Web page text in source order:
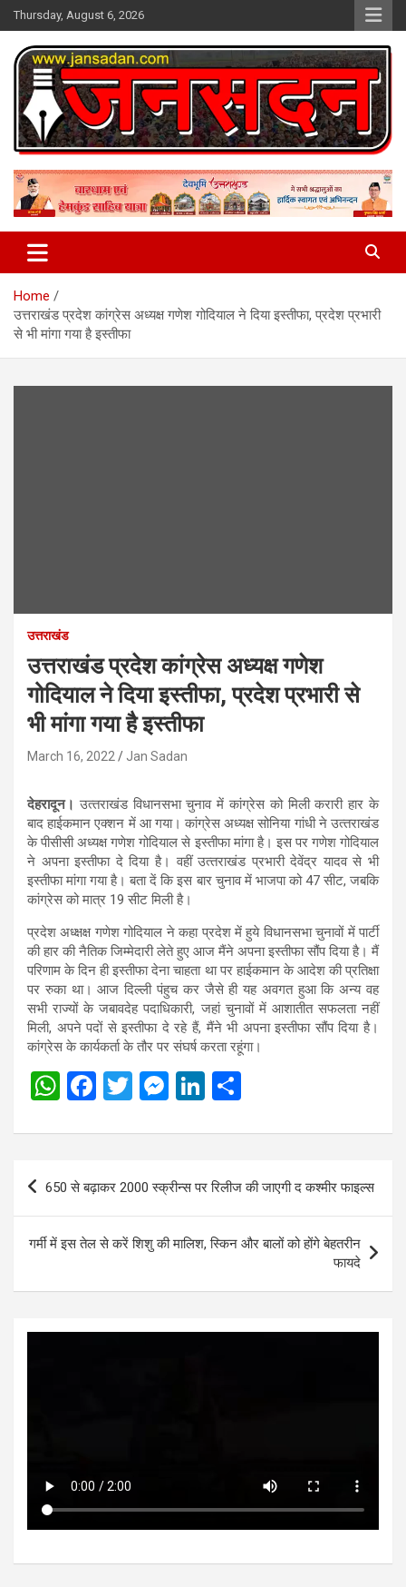
Skip
to
content
Thursday, August 6, 2026
Jan Sadan
Home
उत्तराखंड प्रदेश कांग्रेस अध्यक्ष गणेश गोदियाल ने दिया इस्तीफा, प्रदेश प्रभारी
से भी मांगा गया है इस्तीफा
उत्तराखंड
उत्तराखंड प्रदेश कांग्रेस अध्यक्ष गणेश
गोदियाल ने दिया इस्तीफा, प्रदेश प्रभारी से
भी मांगा गया है इस्तीफा
March 16, 2022 Jan Sadan
देहरादून। उत्‍तराखंड विधानसभा चुनाव में कांग्रेस को मिली करारी हार के
बाद हाईकमान एक्‍शन में आ गया। कांग्रेस अध्यक्ष सोनिया गांधी ने उत्‍तराखंड
के पीसीसी अध्‍यक्ष गणेश गोदियाल से इस्‍तीफा मांगा है। इस पर गणेश गोदियाल
ने अपना इस्‍तीफा दे दिया है। वहीं उत्‍तराखंड प्रभारी देवेंद्र यादव से भी
इस्‍तीफा मांगा गया है। बता दें कि इस बार चुनाव में भाजपा को 47 सीट, जबकि
कांग्रेस को मात्र 19 सीट मिली है।
प्रदेश अध्क्षक्ष गणेश गोदियाल ने कहा प्रदेश में हुये विधानसभा चुनावों में पार्टी
की हार की नैतिक जिम्मेदारी लेते हुए आज मैंने अपना इस्तीफा सौंप दिया है। मैं
परिणाम के दिन ही इस्तीफा देना चाहता था पर हाईकमान के आदेश की प्रतिक्षा
पर रुका था। आज दिल्ली पंहुच कर जैसे ही यह अवगत हुआ कि अन्य वह
सभी राज्यों के जबावदेह पदाधिकारी, जहां चुनावों में आशातीत सफलता नहीं
मिली, अपने पदों से इस्तीफा दे रहे हैं, मैंने भी अपना इस्तीफा सौंप दिया है।
कांग्रेस के कार्यकर्ता के तौर पर संघर्ष करता रहूंगा।
W
at
s
A
p
p
F
ce
o
o
k
T
tt
er
M
se
n
g
er
Li
ke
dI
n
ar
e
Post
navigation
650 से बढ़ाकर 2000 स्क्रीन्स पर रिलीज की जाएगी द कश्मीर फाइल्स
गर्मी में इस तेल से करें शिशु की मालिश, स्किन और बालों को होंगे बेहतरीन
फायदे